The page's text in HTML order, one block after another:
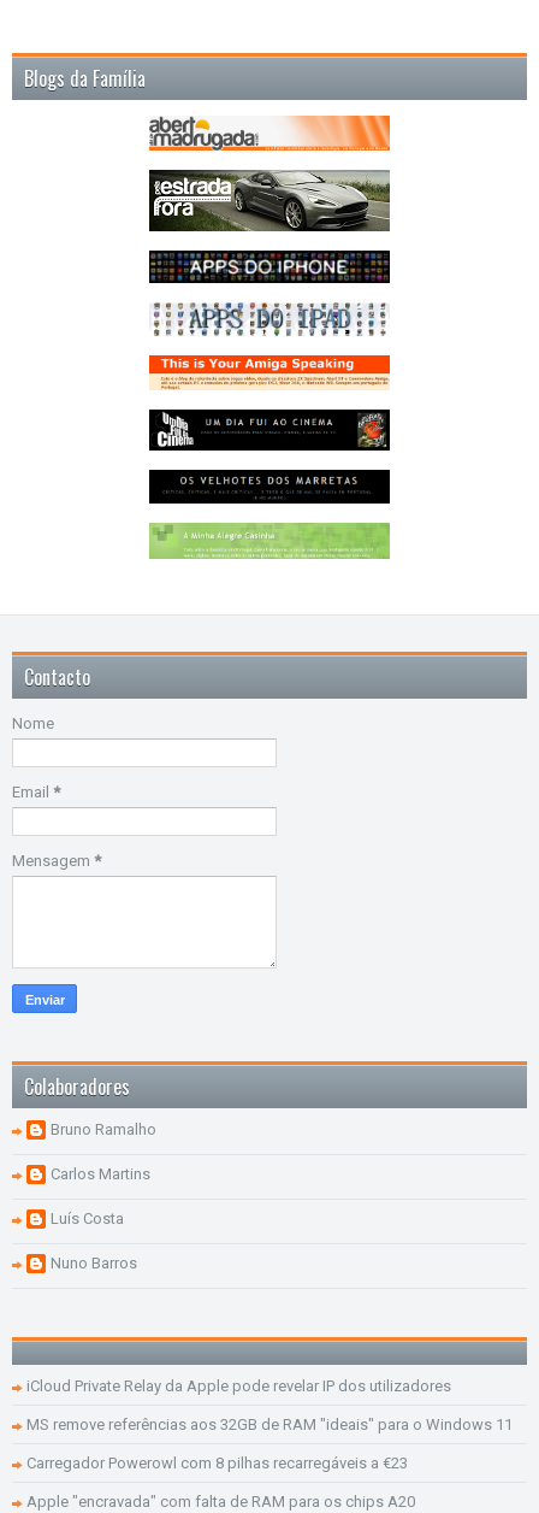
Blogs da Família
Contacto
Nome
Email *
Mensagem *
Colaboradores
Bruno Ramalho
Carlos Martins
Luís Costa
Nuno Barros
iCloud Private Relay da Apple pode revelar IP dos utilizadores
MS remove referências aos 32GB de RAM "ideais" para o Windows 11
Carregador Powerowl com 8 pilhas recarregáveis a €23
Apple "encravada" com falta de RAM para os chips A20